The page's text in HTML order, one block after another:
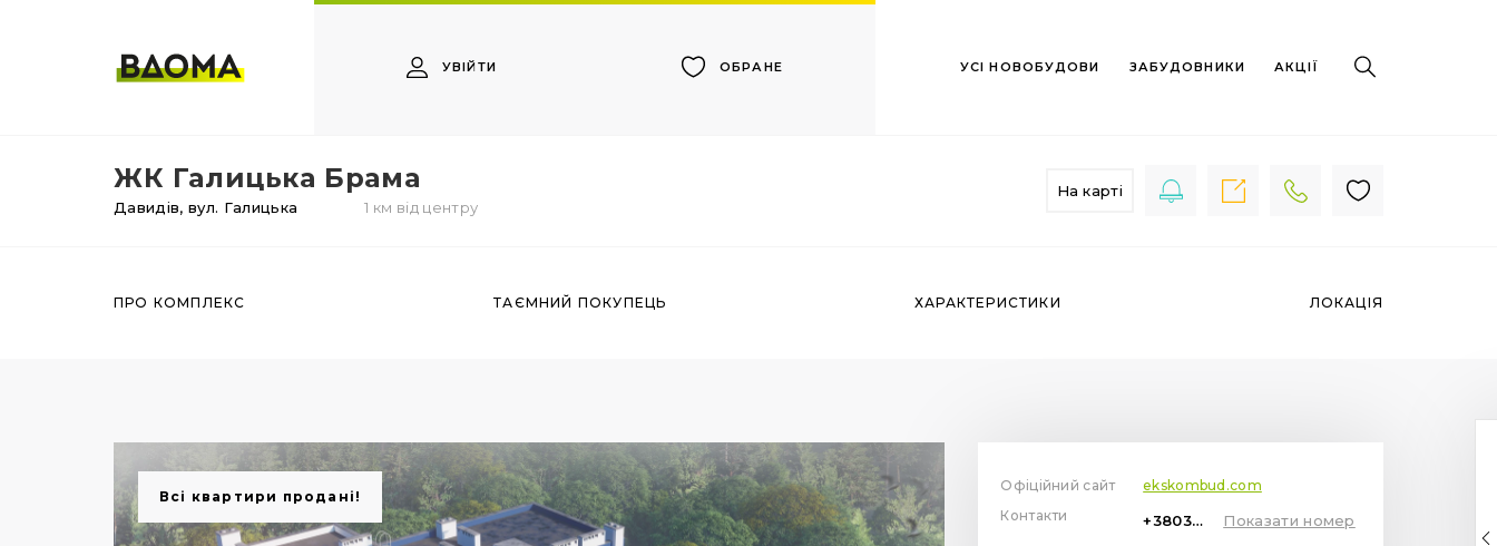
УВІЙТИ ОБРАНЕ УСІ НОВОБУДОВИ ЗАБУДОВНИКИ АКЦІЇ
ЖК Галицька Брама
Давидів, вул. Галицька 1 км від центру
На карті
ПРО КОМПЛЕКС ТАЄМНИЙ ПОКУПЕЦЬ ХАРАКТЕРИСТИКИ ЛОКАЦІЯ
Всі квартири продані!
Офіційний сайт
ekskombud.com
Контакти
+380322454787 Показати номер